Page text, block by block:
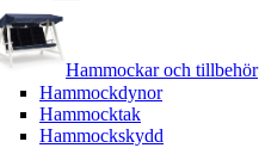
Hammockar och tillbehör
Hammockdynor
Hammocktak
Hammockskydd